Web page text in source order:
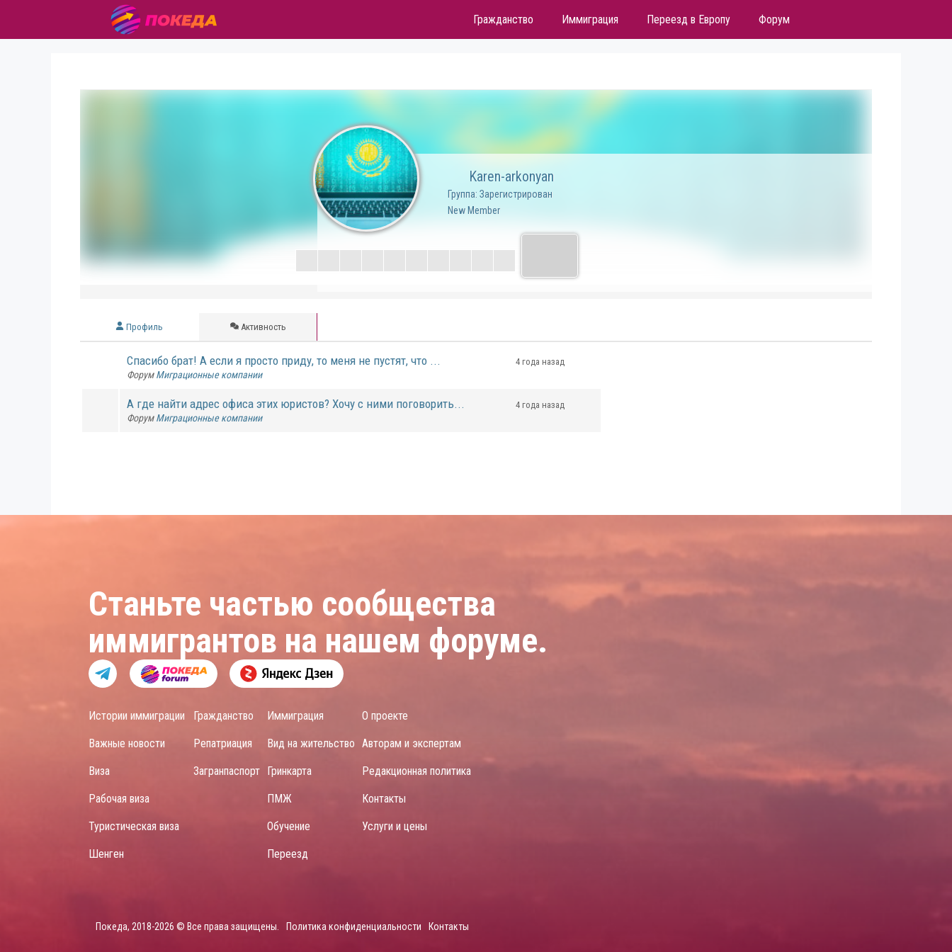
Гражданство Иммиграция Переезд в Европу Форум
Karen-arkonyan
Группа: Зарегистрирован
New Member
Профиль Активность
Спасибо брат! А если я просто приду, то меня не пустят, что ...
Форум Миграционные компании
4 года назад
А где найти адрес офиса этих юристов? Хочу с ними поговорить...
Форум Миграционные компании
4 года назад
Станьте частью сообщества
иммигрантов на нашем форуме.
Истории иммиграции
Важные новости
Виза
Рабочая виза
Туристическая виза
Шенген
Гражданство
Репатриация
Загранпаспорт
Иммиграция
Вид на жительство
Гринкарта
ПМЖ
Обучение
Переезд
О проекте
Авторам и экспертам
Редакционная политика
Контакты
Услуги и цены
Покеда, 2018-2026 © Все права защищены. Политика конфиденциальности Контакты